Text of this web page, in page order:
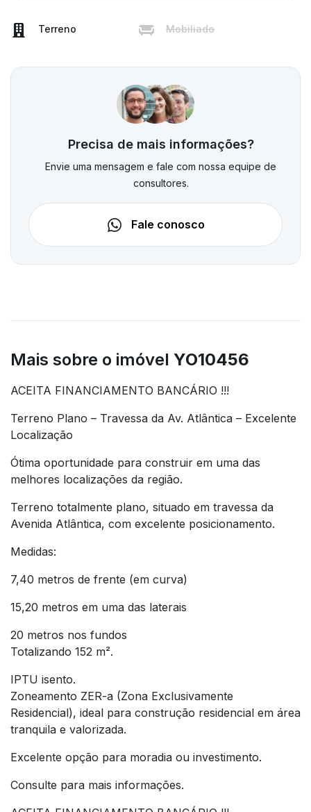
Terreno Mobiliado
Precisa de mais informações?
Envie uma mensagem e fale com nossa equipe de
consultores.
Fale conosco
Mais sobre o imóvel YO10456
ACEITA FINANCIAMENTO BANCÁRIO !!!
Terreno Plano – Travessa da Av. Atlântica – Excelente
Localização
Ótima oportunidade para construir em uma das
melhores localizações da região.
Terreno totalmente plano, situado em travessa da
Avenida Atlântica, com excelente posicionamento.
Medidas:
7,40 metros de frente (em curva)
15,20 metros em uma das laterais
20 metros nos fundos
Totalizando 152 m².
IPTU isento.
Zoneamento ZER-a (Zona Exclusivamente
Residencial), ideal para construção residencial em área
tranquila e valorizada.
Excelente opção para moradia ou investimento.
Consulte para mais informações.